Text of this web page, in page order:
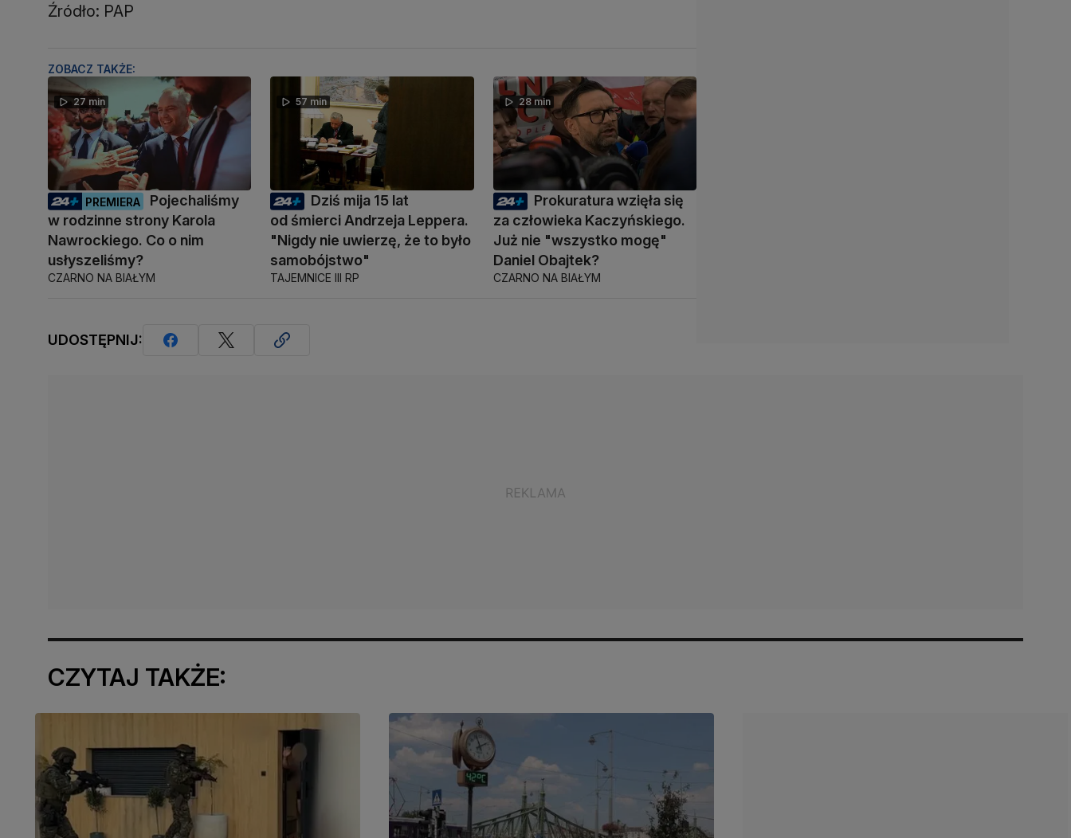
Źródło: PAP
ZOBACZ TAKŻE:
27 min
PREMIERA
Pojechaliśmy
w rodzinne strony Karola
Nawrockiego. Co o nim
usłyszeliśmy?
CZARNO NA BIAŁYM
57 min
Dziś mija 15 lat
od śmierci Andrzeja Leppera.
"Nigdy nie uwierzę, że to było
samobójstwo"
TAJEMNICE III RP
28 min
Prokuratura wzięła się
za człowieka Kaczyńskiego.
Już nie "wszystko mogę"
Daniel Obajtek?
CZARNO NA BIAŁYM
UDOSTĘPNIJ:
CZYTAJ TAKŻE: